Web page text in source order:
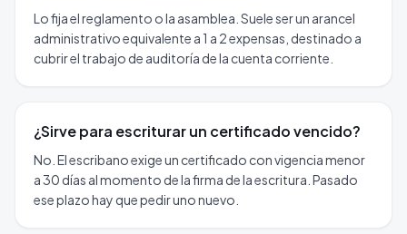
Lo fija el reglamento o la asamblea. Suele ser un arancel
administrativo equivalente a 1 a 2 expensas, destinado a
cubrir el trabajo de auditoría de la cuenta corriente.
¿Sirve para escriturar un certificado vencido?
No. El escribano exige un certificado con vigencia menor
a 30 días al momento de la firma de la escritura. Pasado
ese plazo hay que pedir uno nuevo.